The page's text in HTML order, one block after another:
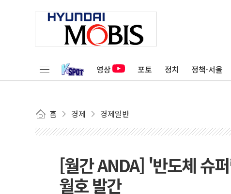
영상 포토 정치 정책·서울
홈 경제 경제일반
[월간 ANDA] '반도체 슈
월호 발간